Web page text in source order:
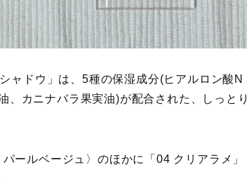
ャドウ」は、5種の保湿成分(ヒアルロン酸N
、カニナバラ果実油)が配合された、しっとり
ールベージュ〉のほかに「04 クリアラメ」